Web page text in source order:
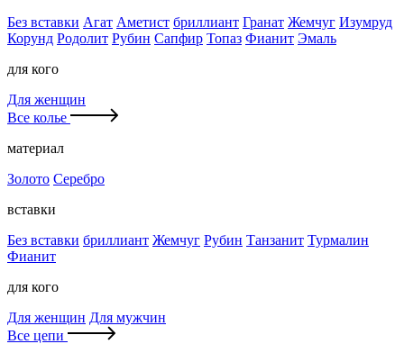
Без вставки Агат Аметист бриллиант Гранат Жемчуг Изумруд
Корунд Родолит Рубин Сапфир Топаз Фианит Эмаль
для кого
Для женщин
Все колье
материал
Золото Серебро
вставки
Без вставки бриллиант Жемчуг Рубин Танзанит Турмалин
Фианит
для кого
Для женщин Для мужчин
Все цепи